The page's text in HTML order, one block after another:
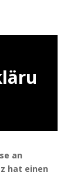
an
hat einen